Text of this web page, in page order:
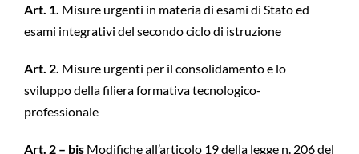
Art. 1. Misure urgenti in materia di esami di Stato ed
esami integrativi del secondo ciclo di istruzione
Art. 2. Misure urgenti per il consolidamento e lo
sviluppo della filiera formativa tecnologico-
professionale
Art. 2 – bis Modifiche all’articolo 19 della legge n. 206 del